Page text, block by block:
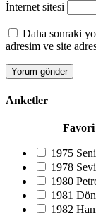
İnternet sitesi
Daha sonraki
adresim ve site
Anketler
Favori
1975
1978
1980
1981
1982